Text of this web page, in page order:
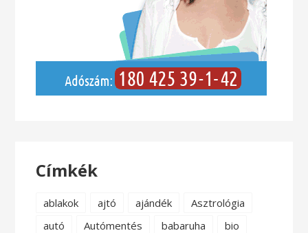
Címkék
ablakok ajtó ajándék
Asztrológia
autó
Autómentés babaruha
bio